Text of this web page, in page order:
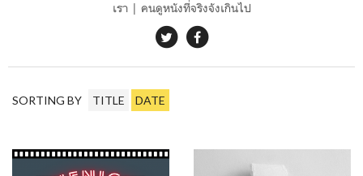
เรา | คนดูหนังที่จริงจังเกินไป
SORTING BY TITLE DATE